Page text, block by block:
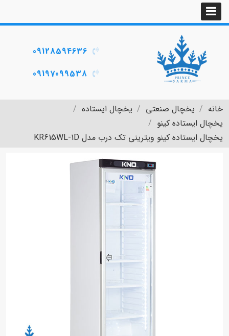
09128594636
09197099538
خانه یخچال صنعتی
یخچال ایستاده
یخچال ایستاده کینو
یخچال ایستاده کینو ویترینی تک درب مدل KR615WL-1D